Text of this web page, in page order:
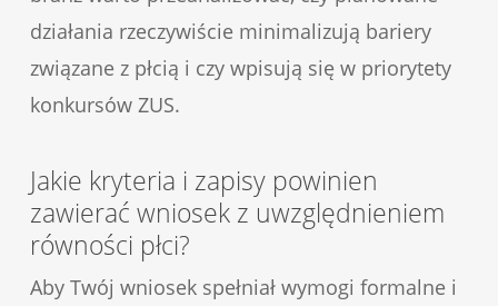
działania rzeczywiście minimalizują bariery
związane z płcią i czy wpisują się w priorytety
konkursów ZUS.
Jakie kryteria i zapisy powinien
zawierać wniosek z uwzględnieniem
równości płci?
Aby Twój wniosek spełniał wymogi formalne i